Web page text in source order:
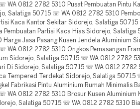
WA 0812 2782 5310 Pusat Pembuatan Pintu
Salatiga 50715 ☏ WA 0812 2782 5310
Kaca Kantor Sekitar Sidorejo, Salatiga
Pembuatan Partisi Kaca Hias Sidorejo,
Harga Jasa Pasang Kusen Jendela Aluminium
WA 0812 2782 5310 Ongkos Pemasangan
Sidorejo, Salatiga 50715 ☏ WA 0812 2782
Di Sidorejo, Salatiga 50715 ☏ WA 0812 2782
Tempered Terdekat Sidorejo, Salatiga 50715
Fabrikasi Pintu Aluminium Rumah Minimalis
WA 0812 2782 5310 Brosur Kusen Aluminium
Salatiga 50715 ☏ WA 0812 2782 5310